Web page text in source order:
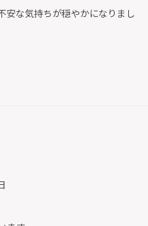
安な気持ちが穏やかになりまし